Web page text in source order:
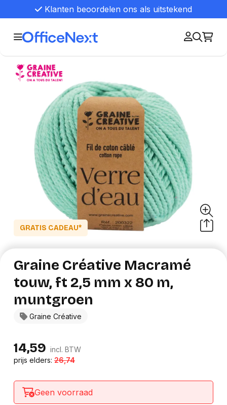
Klanten beoordelen ons als uitstekend
GRATIS CADEAU*
Graine Créative
Graine Créative Macramé
touw, ft 2,5 mm x 80 m,
muntgroen
14,59 incl. BTW
prijs elders:26,74
Geen voorraad